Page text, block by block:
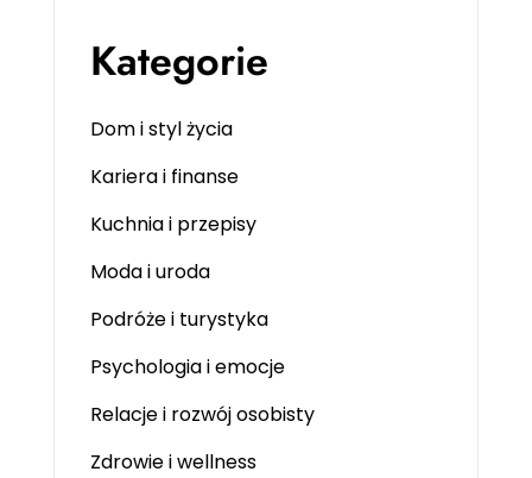
Kategorie
Dom i styl życia
Kariera i finanse
Kuchnia i przepisy
Moda i uroda
Podróże i turystyka
Psychologia i emocje
Relacje i rozwój osobisty
Zdrowie i wellness